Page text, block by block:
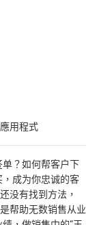
用程式
？如何帮客户下
成为你忠诚的客
没有找到方法，
帮助无数销售从业